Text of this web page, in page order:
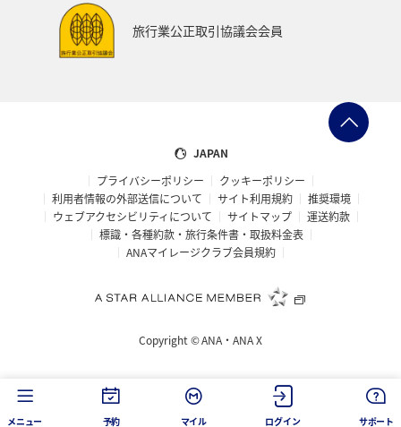
旅行業公正取引協議会会員
JAPAN
プライバシーポリシー
クッキーポリシー
利用者情報の外部送信について
サイト利用規約
推奨環境
ウェブアクセシビリティについて
サイトマップ
運送約款
標識・各種約款・旅行条件書・取扱料金表
ANAマイレージクラブ会員規約
Copyright ©ANA・ANA X
メニュー 予約 マイル ログイン サポート